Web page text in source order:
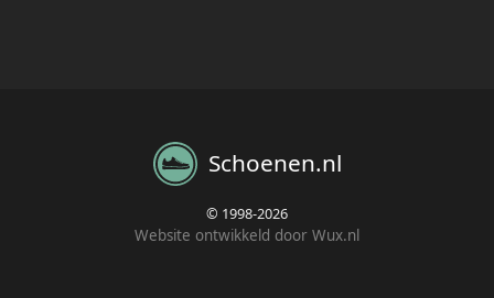
Schoenen.nl
© 1998-2026
Website ontwikkeld door Wux.nl